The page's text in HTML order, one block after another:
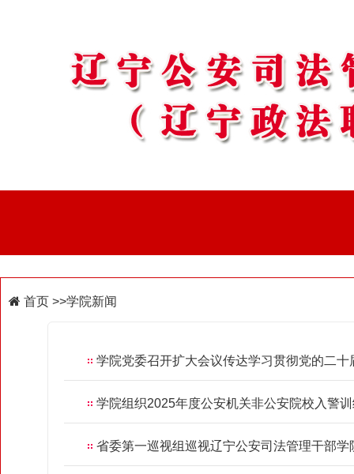
首页 >>学院新闻
学院党委召开扩大会议传达学习贯彻党的二十
学院组织2025年度公安机关非公安院校入警
省委第一巡视组巡视辽宁公安司法管理干部